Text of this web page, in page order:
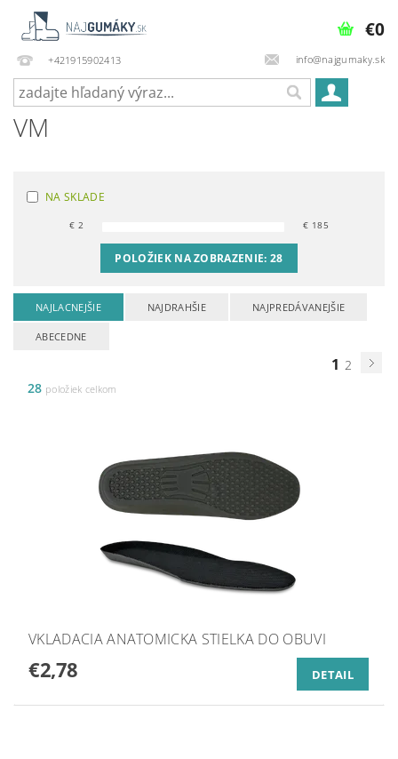
+421915902413 info@najgumaky.sk
€0
VM
NA SKLADE
€2 € 185
POLOŽIEK NA ZOBRAZENIE:28
NAJLACNEJŠIE NAJDRAHŠIE NAJPREDÁVANEJŠIE
ABECEDNE
1 2
28 položiek celkom
VKLADACIA ANATOMICKA STIELKA DO OBUVI
€2,78 DETAIL